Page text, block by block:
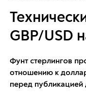
GBP/USD
Фунт стерлингов
отношению к
перед